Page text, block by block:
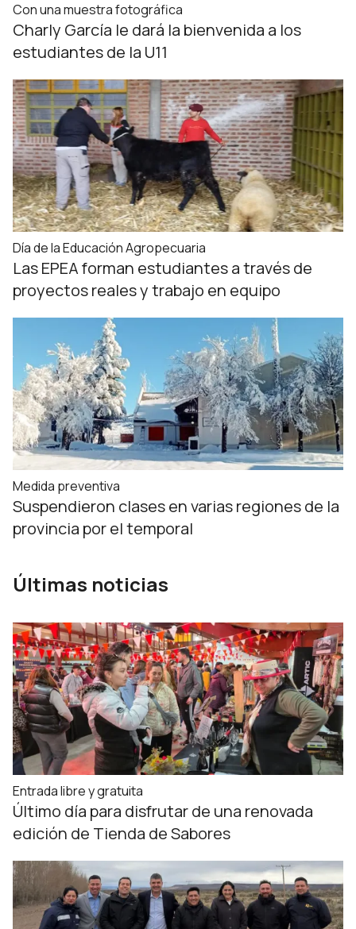
Con una muestra fotográfica
Charly García le dará la bienvenida a los
estudiantes de la U11
Día de la Educación Agropecuaria
Las EPEA forman estudiantes a través de
proyectos reales y trabajo en equipo
Medida preventiva
Suspendieron clases en varias regiones de la
provincia por el temporal
Últimas noticias
Entrada libre y gratuita
Último día para disfrutar de una renovada
edición de Tienda de Sabores